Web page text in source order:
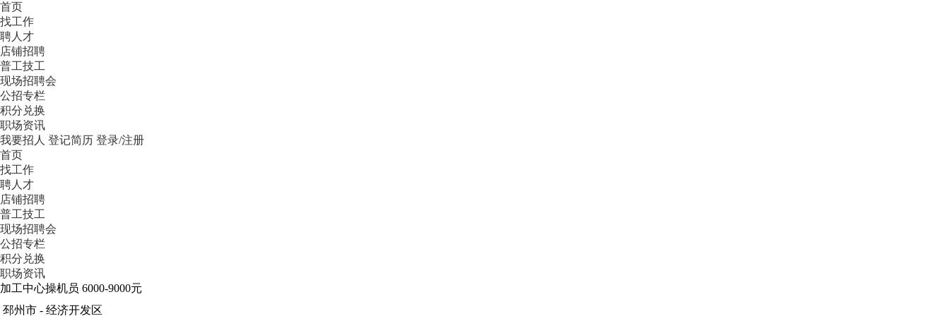
首页
找工作
聘人才
店铺招聘
普工技工
现场招聘会
公招专栏
积分兑换
职场资讯
我要招人 登记简历 登录/注册
首页
找工作
聘人才
店铺招聘
普工技工
现场招聘会
公招专栏
积分兑换
职场资讯
加工中心操机员 6000-9000元
邳州市 - 经济开发区